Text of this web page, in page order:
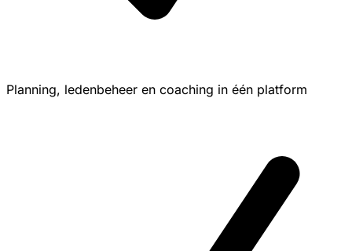
Planning, ledenbeheer en coaching in één platform